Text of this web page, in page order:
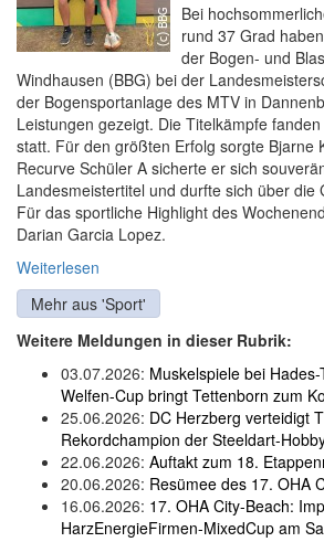
Bei
rund 37 Grad
der Bogen- und
Windhausen (BBG) bei der
der Bogensportanlage des MTV in
Leistungen gezeigt. Die Titelkämpfe
statt. Für den größten Erfolg sorgte Bjarne
Recurve Schüler A sicherte er sich
Landesmeistertitel und durfte sich über die
Für das sportliche Highlight des
Darian Garcia Lopez.
Weiterlesen
Mehr aus 'Sport'
Weitere Meldungen in dieser Rubrik:
03.07.2026: Muskelspiele bei
Welfen-Cup bringt Tettenborn zum
25.06.2026: DC Herzberg verteidigt
Rekordchampion der Steeldart-
22.06.2026: Auftakt zum 18.
20.06.2026: Resümee des 17. OHA
16.06.2026: 17. OHA City-Beach:
HarzEnergieFirmen-MixedCup am